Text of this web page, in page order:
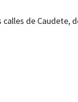
de Caudete,